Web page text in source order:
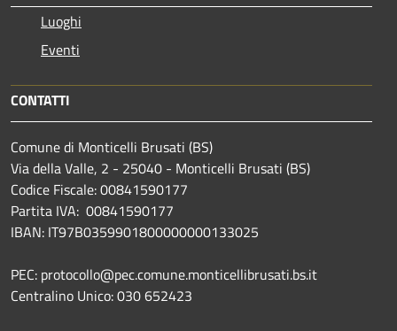
Luoghi
Eventi
CONTATTI
Comune di Monticelli Brusati (BS)
Via della Valle, 2 - 25040 - Monticelli Brusati (BS)
Codice Fiscale: 00841590177
Partita IVA: 00841590177
IBAN: IT97B0359901800000000133025
PEC: protocollo@pec.comune.monticellibrusati.bs.it
Centralino Unico: 030 652423